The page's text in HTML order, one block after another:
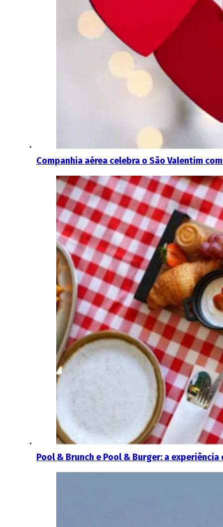
Companhia aérea celebra o São Valentim
Pool & Brunch e Pool & Burger: a